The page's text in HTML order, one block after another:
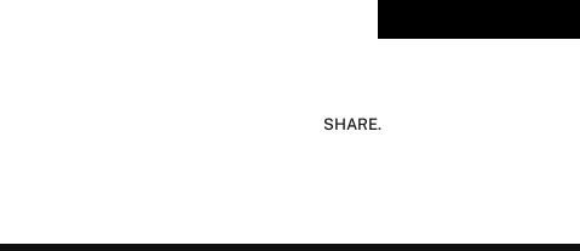
SHARE.